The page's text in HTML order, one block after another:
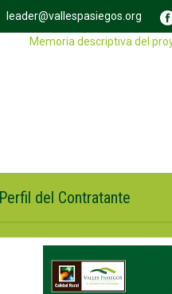
leader@vallespasiegos.org
Memoria descriptiva del
Perfil del Contratante